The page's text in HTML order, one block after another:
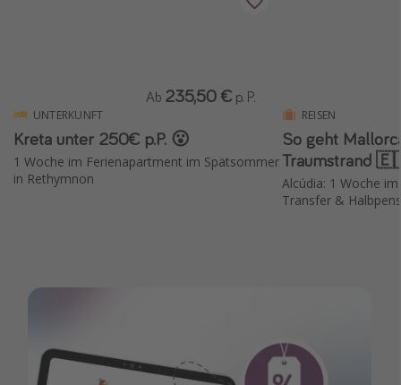
UNTERKUNFT
Kreta unter 250€ p.P. 😮
1 Woche im Ferienapartment im Spätsommer
in Rethymnon
Ab 235,50 € p. P.
REISEN
So geht
Traumstrand
Alcúdia: 1 Woche
Transfer &